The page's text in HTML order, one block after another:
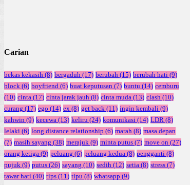
Carian
bekas kekasih (8) bergaduh (17) berubah (15) berubah hati (9)
block (6) boyfriend (6) buat keputusan (7) buntu (14) cemburu
(10) cinta (17) cinta jarak jauh (8) cinta muda (13) clash (10)
curang (17) ego (14) ex (8) get back (11) ingin kembali (9)
kahwin (9) kecewa (13) keliru (24) komunikasi (14) LDR (8)
lelaki (6) long distance relationship (6) marah (8) masa depan
(7) masih sayang (38) merajuk (9) minta putus (7) move on (27)
orang ketiga (9) peluang (6) peluang kedua (8) pengganti (8)
pujuk (9) putus (26) sayang (10) sedih (12) setia (8) stress (7)
tawar hati (40) tips (11) tipu (8) whatsapp (9)